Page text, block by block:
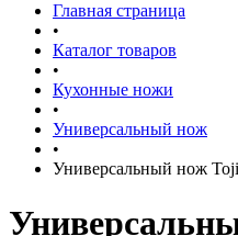
Главная страница
•
Каталог товаров
•
Кухонные ножи
•
Универсальный нож
•
Универсальный нож